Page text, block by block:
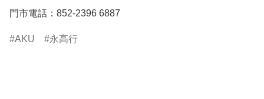
門市電話：852-2396 6887
AKU 永高行